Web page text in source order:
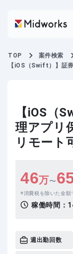
TOP 案件検索
【iOS（Swift）】証
【iOS（
理アプリ
リモート
46万〜
消費税を除いた金額
稼働時間：
週出勤回数